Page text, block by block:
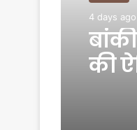
4 days ago
की